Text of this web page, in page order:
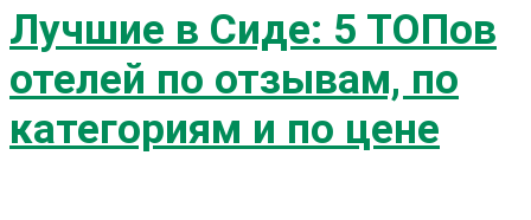
Лучшие в Сиде: 5 ТОПов
отелей по отзывам, по
категориям и по цене